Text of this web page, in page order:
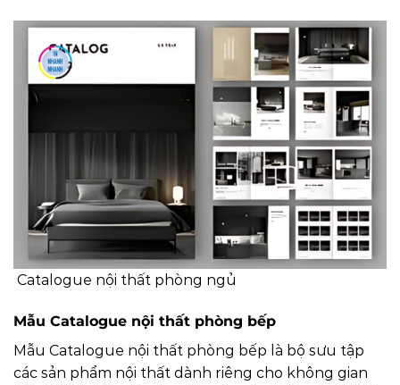
Catalogue nội thất phòng ngủ
Mẫu Catalogue nội thất phòng bếp
Mẫu Catalogue nội thất phòng bếp là bộ sưu tập
các sản phẩm nội thất dành riêng cho không gian